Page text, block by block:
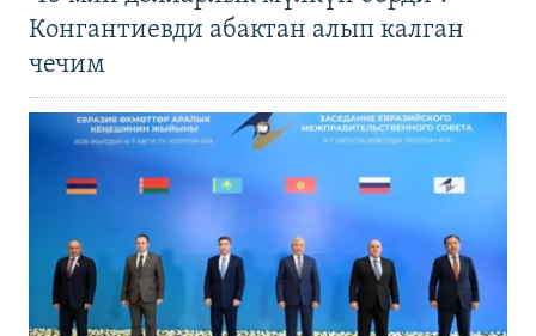
Конгантиевди абактан алып калган
чечим